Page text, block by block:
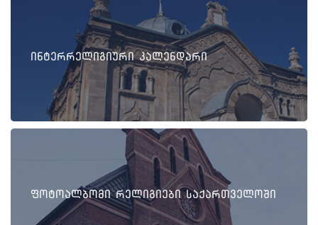
ინტერრელიგიური კალენდარი
ფოტოალბომი რელიგიები საქართველოში